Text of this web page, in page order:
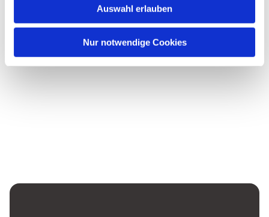
Auswahl erlauben
Nur notwendige Cookies